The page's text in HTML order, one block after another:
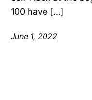
100 have […]
June 1, 2022